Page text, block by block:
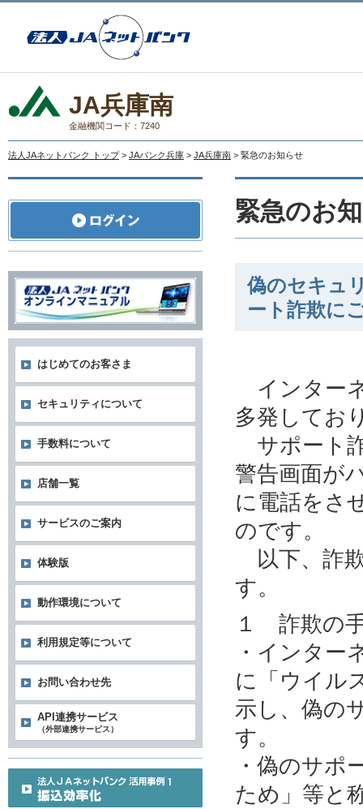
JA兵庫南
金融機関コード：7240
法人JAネットバンク トップ > JAバンク兵庫 > JA兵庫南 > 緊急のお知らせ
緊急のお
偽のセキュ
ート詐欺に
インター
多発してお
サポート
警告画面が
に電話をさ
のです。
以下、詐
す。
１ 詐欺の
・インター
に「ウイル
示し、偽の
す。
・偽のサポ
ため」等と
はじめてのお客さま
セキュリティについて
手数料について
店舗一覧
サービスのご案内
体験版
動作環境について
利用規定等について
お問い合わせ先
API連携サービス
（外部連携サービス）